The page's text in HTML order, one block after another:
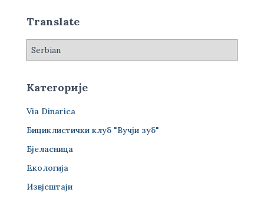
а
Translate
Категорије
Via Dinarica
Бициклистички клуб "Вучји зуб"
Бјеласница
Екологија
Извјештаји